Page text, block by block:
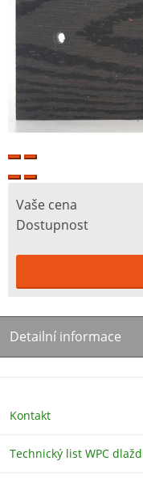
Vaše cena
Dostupnost
Detailní informace
Kontakt
Technický list WPC